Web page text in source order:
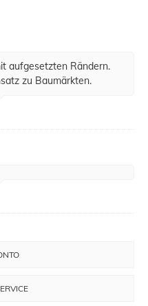
aufgesetzten Rändern.
zu Baumärkten.